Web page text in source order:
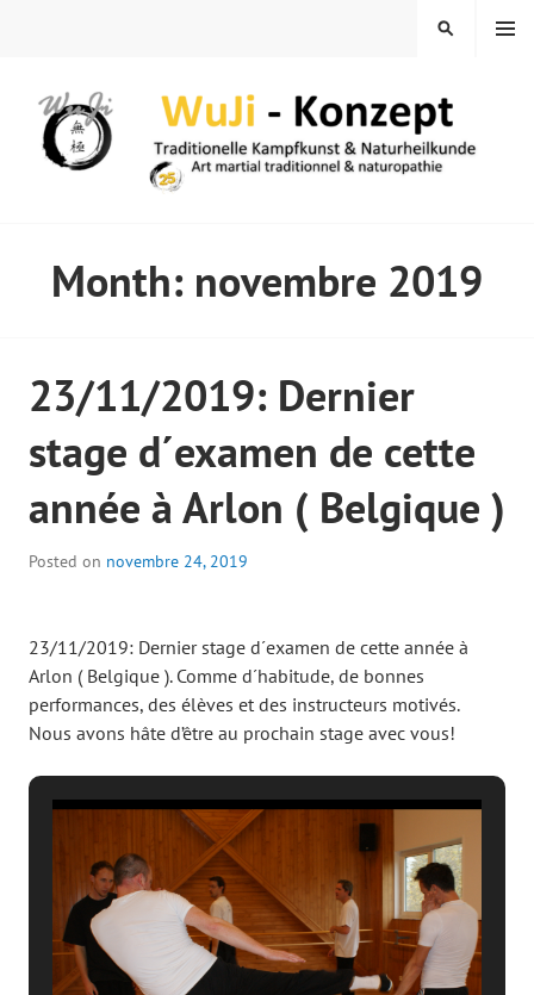
MENU
SEARCH
Month: novembre 2019
23/11/2019: Dernier
stage d´examen de cette
année à Arlon ( Belgique )
Posted on novembre 24, 2019
23/11/2019: Dernier stage d´examen de cette année à
Arlon ( Belgique ). Comme d´habitude, de bonnes
performances, des élèves et des instructeurs motivés.
Nous avons hâte d’être au prochain stage avec vous!